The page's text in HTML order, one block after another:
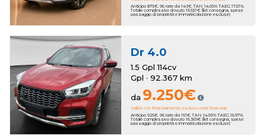
Anticipo 875€. 96 rate da 143€. TAN 14.05% TAEG 17.01%.
Totale complessivo dovuto 15.551€ (kit consegna, spese
passaggio di proprietà e immatricolazione escluse)
Dr 4.0
1.5 Gpl 114cv
Gpl · 92.367 km
da 9.250€
Valido con finanziamento, escluso oneri finanziari
Anticipo 925€. 96 rate da 151€. TAN 14.05% TAEG 16.97%.
Totale complessivo dovuto 16.369€ (kit consegna, spese
passaggio di proprietà e immatricolazione escluse)